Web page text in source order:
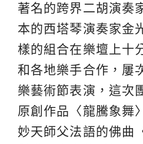
著名的跨界二胡演奏
本的西塔琴演奏家金
樣的組合在樂壇上十
和各地樂手合作，屢
樂藝術節表演，這次
原創作品〈龍騰象舞
妙天師父法語的佛曲